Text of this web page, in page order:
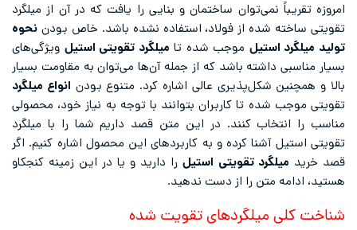
امروزه تقریباً نمی‌توان ساختمان و بنایی را یافت که در آن از میلگرد
تقویتی ساخته شده از فولاد، استفاده نشده باشد. خاص بودن نحوه
تولید میلگرد استیل موجب شده تا میلگرد تقویتی استیل ویژگی‌های
بسیار مناسبی داشته باشد که از جمله آن‌ها می‌توان به مقاومت بسیار
بالا و همچنین شکل‌پذیری عالی اشاره کرد. متنوع بودن انواع میلگرد
تقویتی موجب شده تا کاربران بتوانند با توجه به نیاز خود،‌ محصولی
مناسب را انتخاب کنند. در این متن قصد داریم شما را با میلگرد
تقویتی استیل آشنا کرده و به کاربردهای این محصول اشاره کنیم. اگر
قصد خرید میلگرد تقویتی استیل را دارید و یا در این زمینه کنجکاو
هستید،‌ ادامه متن را از دست ندهید.
شناخت کلی میلگردهای تقویت شده